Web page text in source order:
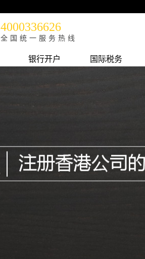
4000336626
全国统一服务热线
银行开户 国际税务